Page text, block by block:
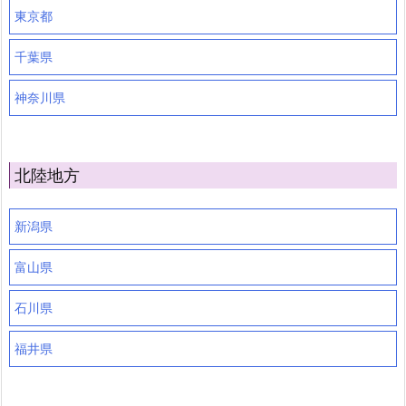
東京都
千葉県
神奈川県
北陸地方
新潟県
富山県
石川県
福井県